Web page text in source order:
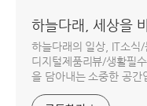
하늘다래, 세상을
하늘다래의 일상, IT소식
디지털제품리뷰/생활필
을 담아내는 소중한 공